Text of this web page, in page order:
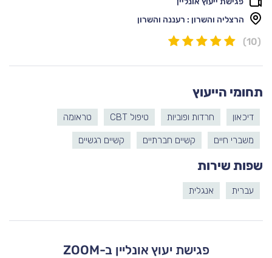
הרצליה והשרון : רעננה והשרון
(10)
תחומי הייעוץ
דיכאון חרדות ופוביות טיפול CBT טראומה
משברי חיים קשיים חברתיים קשיים רגשיים
שפות שירות
עברית אנגלית
פגישת יעוץ אונליין ב-ZOOM